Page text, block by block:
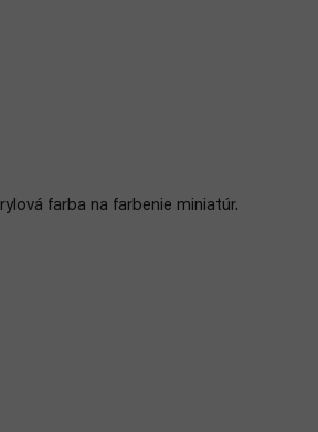
farba na farbenie miniatúr.